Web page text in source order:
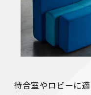
待合室やロビーに